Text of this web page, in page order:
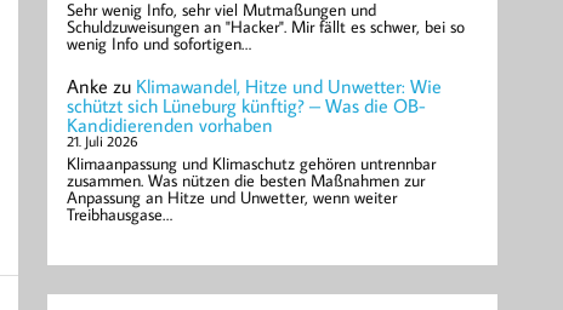
Sehr wenig Info, sehr viel Mutmaßungen und
Schuldzuweisungen an "Hacker". Mir fällt es schwer, bei so
wenig Info und sofortigen…
Anke zu Klimawandel, Hitze und Unwetter: Wie
schützt sich Lüneburg künftig? – Was die OB-
Kandidierenden vorhaben
21. Juli 2026
Klimaanpassung und Klimaschutz gehören untrennbar
zusammen. Was nützen die besten Maßnahmen zur
Anpassung an Hitze und Unwetter, wenn weiter
Treibhausgase…